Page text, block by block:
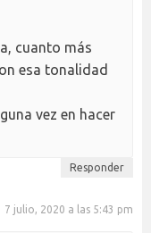
cuanto más
esa tonalidad
vez en hacer
Responder
7 julio, 2020 a las 5:43 pm